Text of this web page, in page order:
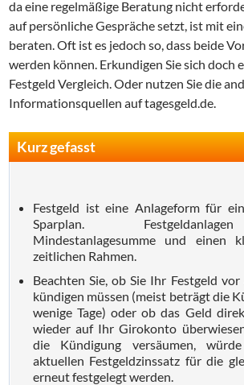
da eine regelmäßige Beratung nicht
auf persönliche Gespräche setzt, ist mit
beraten. Oft ist es jedoch so, dass beide
werden können. Erkundigen Sie sich doch
Festgeld Vergleich. Oder nutzen Sie die
Informationsquellen auf tagesgeld.de.
Kurz gefasst
Festgeld ist eine Anlageform für
Sparplan. Festgeldanlagen
Mindestanlagesumme und einen
zeitlichen Rahmen.
Beachten Sie, ob Sie Ihr Festgeld
kündigen müssen (meist beträgt die
wenige Tage) oder ob das Geld
wieder auf Ihr Girokonto
die Kündigung versäumen,
aktuellen Festgeldzinssatz für die
erneut festgelegt werden.